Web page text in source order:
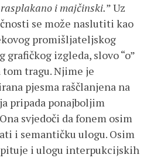
i majčinski.” Uz
se može naslutiti kao
promišljateljskog
grafičkog izgleda, slovo “o”
tragu. Njime je
pjesma raščlanjena na
pripada ponajboljim
svjedoči da fonem osim
i semantičku ulogu. Osim
i ulogu interpukcijskih